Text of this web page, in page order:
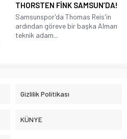
THORSTEN FİNK SAMSUN’DA!
Samsunspor'da Thomas Reis'in
ardından göreve bir başka Alman
teknik adam...
Gizlilik Politikası
KÜNYE